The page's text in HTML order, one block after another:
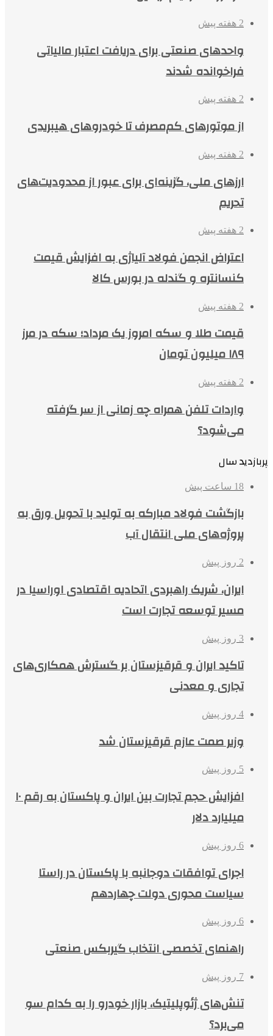
2 هفته پیش
واحدهای صنعتی برای دریافت اعتبار مالیاتی
فراخوانده شدند
2 هفته پیش
از موتورهای کم‌مصرف تا خودروهای هیبریدی
2 هفته پیش
ارزهای ملی، گزینه‌ای برای عبور از محدودیت‌های
تحریم
2 هفته پیش
اعتراض انجمن فولاد آلیاژی به افزایش قیمت
کنسانتره و گندله در بورس کالا
2 هفته پیش
قیمت طلا و سکه امروز یک مرداد؛ سکه در مرز
۱۸۹ میلیون تومان
2 هفته پیش
واردات تلفن همراه چه زمانی از سر گرفته
می‌شود؟
پربازدید سال
18 ساعت پیش
بازگشت فولاد مبارکه به تولید با تحویل ورق به
پروژه‌های ملی انتقال آب
2 روز پیش
ایران، شریک راهبردی اتحادیه اقتصادی اوراسیا در
مسیر توسعه تجارت است
3 روز پیش
تاکید ایران و قرقیزستان بر گسترش همکاری‌های
تجاری و معدنی
4 روز پیش
وزیر صمت عازم قرقیزستان شد
5 روز پیش
افزایش حجم تجارت بین ایران و پاکستان به رقم ۱۰
میلیارد دلار
6 روز پیش
اجرای توافقات دوجانبه با پاکستان در راستا
سیاست محوری دولت چهاردهم
6 روز پیش
راهنمای تخصصی انتخاب گیربکس صنعتی
7 روز پیش
تنش‌های ژئوپلیتیک، بازار خودرو را به کدام سو
می‌برد؟